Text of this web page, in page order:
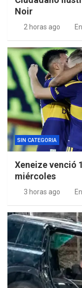
Noir
2 horas ago
SIN CATEGORIA
Xeneize venció
miércoles
3 horas ago